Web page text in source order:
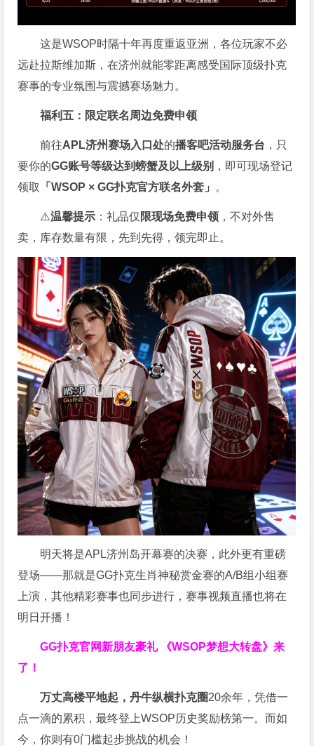
这是WSOP时隔十年再度重返亚洲，各位玩家不必
远赴拉斯维加斯，在济州就能零距离感受国际顶级扑克
赛事的专业氛围与震撼赛场魅力。
福利五：限定联名周边免费申领
前往APL济州赛场入口处的播客吧活动服务台 ，只
要你的GG账号等级达到螃蟹及以上级别 ，即可现场登记
领取
「WSOP × GG扑克官方联名外套」 。
⚠️温馨提示 ：礼品仅 限现场免费申领 ，不对外售
卖，库存数量有限，先到先得，领完即止。
明天将是APL济州岛开幕赛的决赛，此外更有重磅
登场——那就是GG扑克生肖神秘赏金赛的A/B组小组赛
上演，其他精彩赛事也同步进行，赛事视频直播也将在
明日开播！
GG扑克官网新朋友豪礼
《WSOP梦想大转盘》来
了！
万丈高楼平地起，丹牛纵横扑克圈20余年，凭借一
点一滴的累积，最终登上WSOP历史奖励榜第一。而如
今，你则有0门槛起步挑战的机会！